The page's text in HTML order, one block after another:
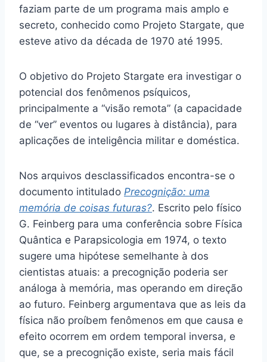
faziam parte de um programa mais amplo e
secreto, conhecido como Projeto Stargate, que
esteve ativo da década de 1970 até 1995.
O objetivo do Projeto Stargate era investigar o
potencial dos fenômenos psíquicos,
principalmente a “visão remota” (a capacidade
de “ver” eventos ou lugares à distância), para
aplicações de inteligência militar e doméstica.
Nos arquivos desclassificados encontra-se o
documento intitulado Precognição: uma
memória de coisas futuras?. Escrito pelo físico
G. Feinberg para uma conferência sobre Física
Quântica e Parapsicologia em 1974, o texto
sugere uma hipótese semelhante à dos
cientistas atuais: a precognição poderia ser
análoga à memória, mas operando em direção
ao futuro. Feinberg argumentava que as leis da
física não proíbem fenômenos em que causa e
efeito ocorrem em ordem temporal inversa, e
que, se a precognição existe, seria mais fácil